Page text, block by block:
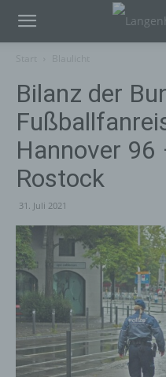
Bilanz der
Hannover 96
Rostock
31. Juli 2021